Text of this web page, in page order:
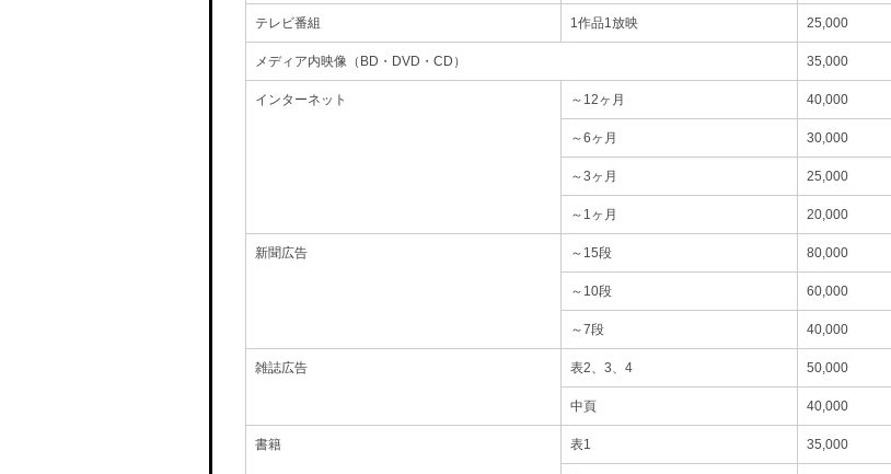
テレビ番組 1作品1放映 25,000
メディア内映像（BD・DVD・CD） 35,000
インターネット ～12ヶ月 40,000
～6ヶ月 30,000
～3ヶ月 25,000
～1ヶ月 20,000
新聞広告 ～15段 80,000
～10段 60,000
～7段 40,000
雑誌広告 表2、3、4 50,000
中頁 40,000
書籍 表1 35,000